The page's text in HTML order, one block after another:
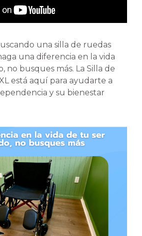
una silla de ruedas
una diferencia en la vida
no busques más. La Silla de
está aquí para ayudarte a
y su bienestar